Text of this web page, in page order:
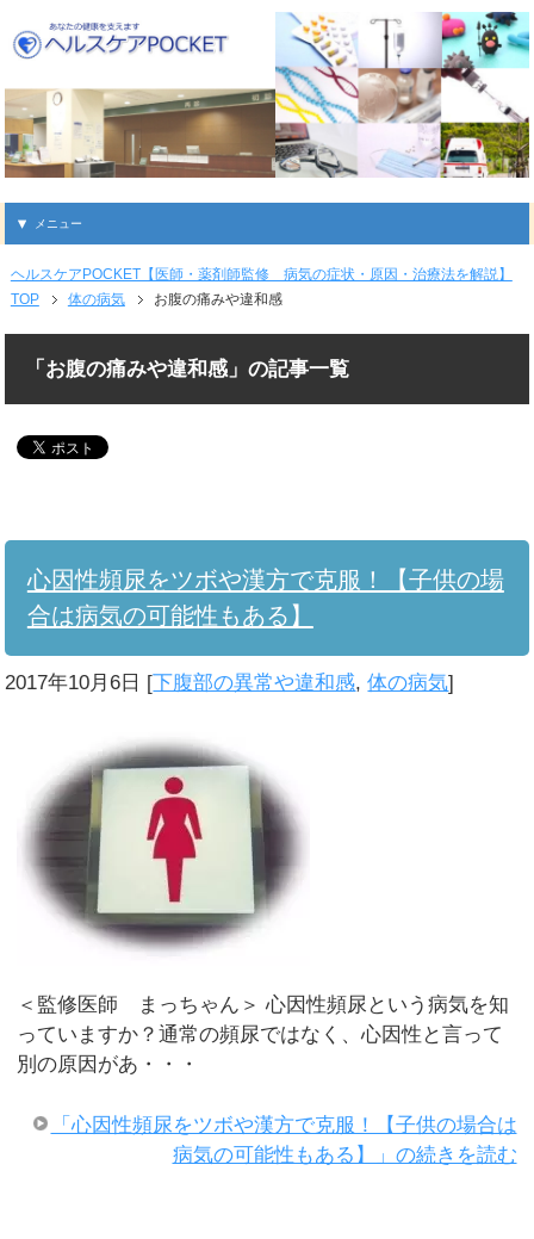
メニュー
ヘルスケアPOCKET【医師・薬剤師監修 病気の症状・原因・治療法を解説】
TOP
体の病気 お腹の痛みや違和感
「お腹の痛みや違和感」の記事一覧
心因性頻尿をツボや漢方で克服！【子供の場
合は病気の可能性もある】
2017年10月6日 [下腹部の異常や違和感,体の病気]
＜監修医師 まっちゃん＞ 心因性頻尿という病気を知
っていますか？通常の頻尿ではなく、心因性と言って
別の原因があ・・・
「心因性頻尿をツボや漢方で克服！【子供の場合は
病気の可能性もある】」の続きを読む